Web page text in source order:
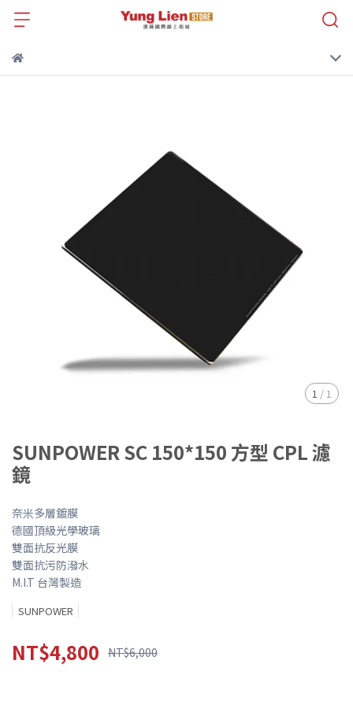
1 / 1
SUNPOWER SC 150*150 方型 CPL 濾
鏡
奈米多層鍍膜
德國頂級光學玻璃
雙面抗反光膜
雙面抗污防潑水
M.I.T 台灣製造
SUNPOWER
NT$4,800 NT$6,000